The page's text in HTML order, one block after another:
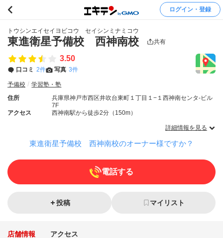
ログイン・登録
トウシンエイセイヨビコウ セイシンミナミコウ
東進衛星予備校 西神南校 共有
3.50
口コミ 2件 写真 3件
予備校
学習塾・塾
住所
兵庫県神戸市西区井吹台東町１丁目１−１西神南センタ-ビル
7F
アクセス
西神南駅から徒歩2分（150m）
詳細情報を見る
東進衛星予備校 西神南校のオーナー様ですか？
電話する
投稿 マイリスト
店舗情報 アクセス